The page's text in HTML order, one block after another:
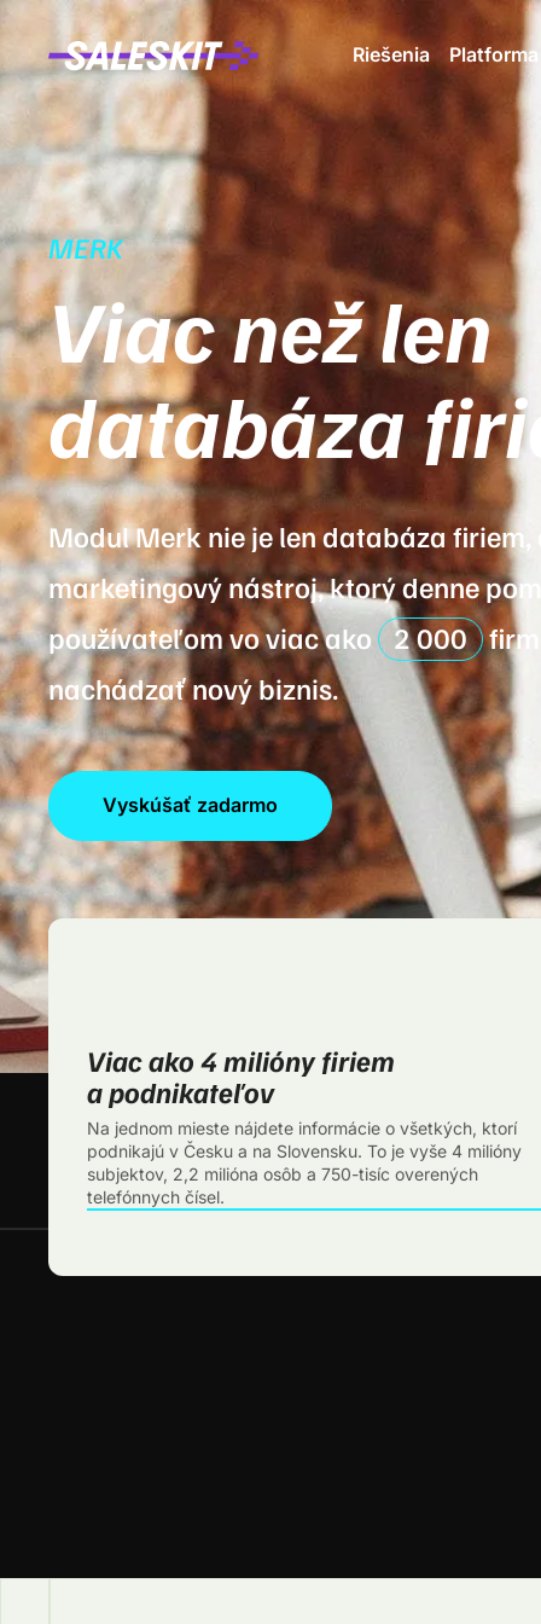
Riešenia Platforma
MERK
Viac než len
databáza
Modul Merk nie je len databáza
marketingový nástroj, ktorý denne
používateľom vo viac ako
2 000
nachádzať nový biznis.
Vyskúšať zadarmo
Viac ako 4 milióny firiem
a podnikateľov
Na jednom mieste nájdete informácie o všetkých, ktorí
podnikajú v Česku a na Slovensku. To je vyše 4 milióny
subjektov, 2,2 milióna osôb a 750-tisíc overených
telefónnych čísel.